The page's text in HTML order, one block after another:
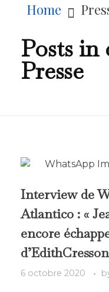
Home
Posts in
Presse
Interview de
Atlantico : «
encore
6 octobre 2020